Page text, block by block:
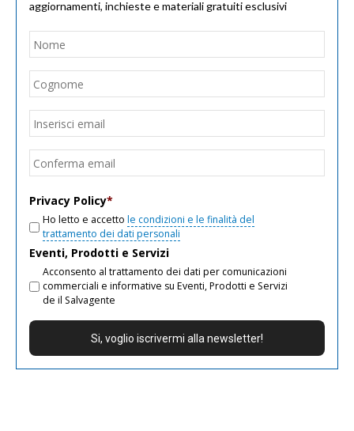
aggiornamenti, inchieste e materiali gratuiti esclusivi
Nome
Email
Privacy Policy*
Ho letto e accetto le condizioni e le finalità del
trattamento dei dati personali
Eventi, Prodotti e Servizi
Acconsento al trattamento dei dati per comunicazioni
commerciali e informative su Eventi, Prodotti e Servizi
de il Salvagente